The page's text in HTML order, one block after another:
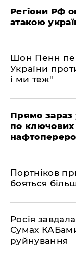
Регіони РФ
атакою
Шон Пенн
України
і ми теж"
Прямо зараз
по ключових
Портніков
бояться
Росія
Сумах
руйнування